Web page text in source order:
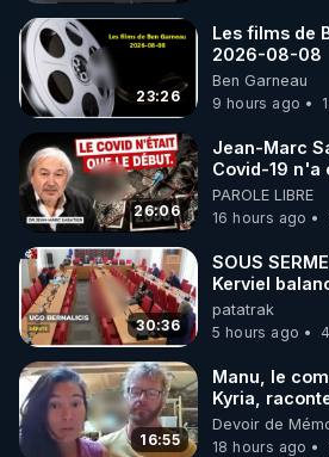
https://crowdbunker.com/
https://www.youtube.com/
https://vk.com/bestofcomputer
https://odysee.com/
https://twitter.com/
23:26
Les films de
2026-08-08
Ben Garneau
9 hours ago
26:06
Jean-Marc
Covid-19 n'a
début -
jusqu où
PAROLE LIBRE
16 hours ago
30:36
SOUS
Kerviel
l'Assemblée !
patatrak
5 hours ago
16:55
Manu, le
Kyria,
vue musclée.
Devoir de
18 hours ago